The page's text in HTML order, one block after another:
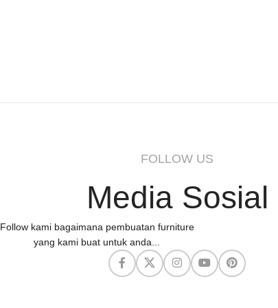
FOLLOW US
Media Sosial
Follow kami bagaimana pembuatan furniture
yang kami buat untuk anda...